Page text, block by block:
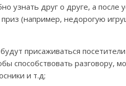
узнать друг о друге, а после
(например, недорогую
присаживаться
способствовать разговору,
и т.д;